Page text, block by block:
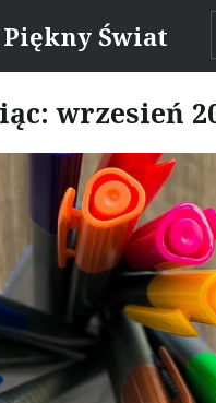
Piękny Świat
wrzesień